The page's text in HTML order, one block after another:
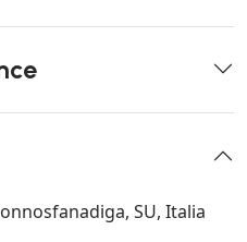
SU, Italia